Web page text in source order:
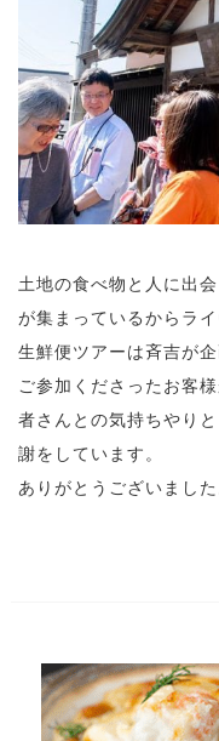
土地の食べ物と人に出
が集まっているからラ
生鮮便ツアーは斉吉が
ご参加くださったお客
者さんとの気持ちやり
謝をしています。
ありがとうございました